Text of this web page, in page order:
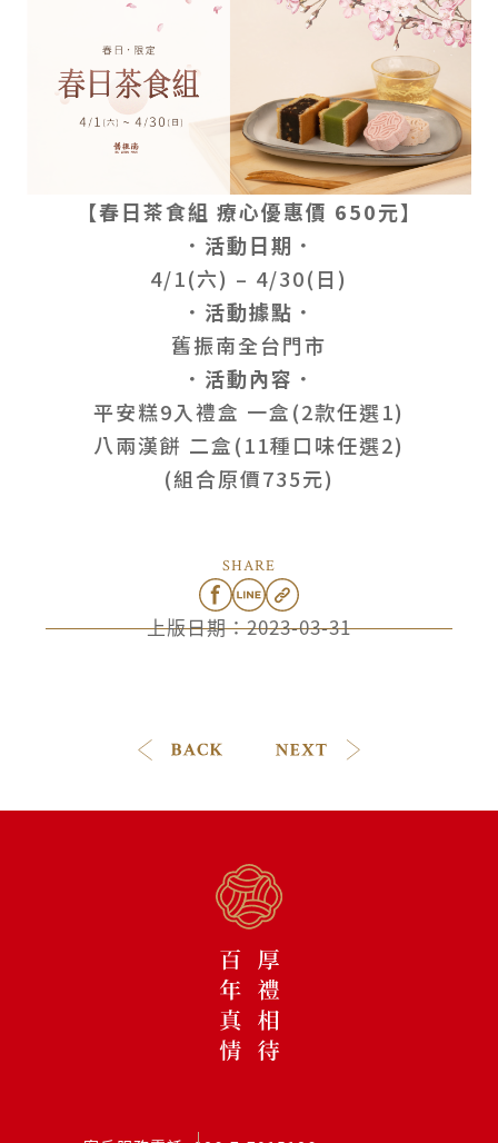
【春日茶食組 療心優惠價 650元】
．活動日期 ．
4/1(六) – 4/30(日)
．活動據點．
舊振南全台門市
．活動內容．
平安糕9入禮盒 一盒(2款任選1)
八兩漢餅 二盒(11種口味任選2)
(組合原價735元)
上版日期：2023-03-31
SHARE